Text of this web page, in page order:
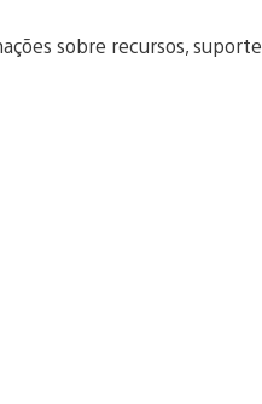
sobre recursos, suporte